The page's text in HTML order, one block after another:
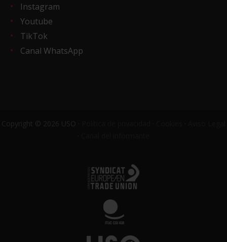
Instagram
Youtube
TikTok
Canal WhatsApp
Copyright © 2026 USO ·